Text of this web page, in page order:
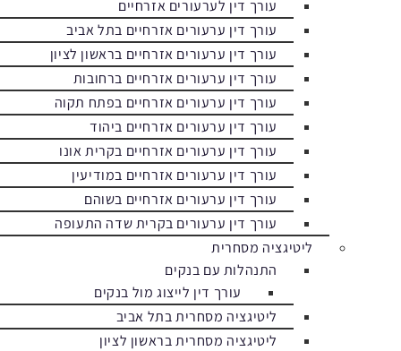
עורך דין לערעורים אזרחיים
עורך דין ערעורים אזרחיים בתל אביב
עורך דין ערעורים אזרחיים בראשון לציון
עורך דין ערעורים אזרחיים ברחובות
עורך דין ערעורים אזרחיים בפתח תקוה
עורך דין ערעורים אזרחיים ביהוד
עורך דין ערעורים אזרחיים בקרית אונו
עורך דין ערעורים אזרחיים במודיעין
עורך דין ערעורים אזרחיים בשוהם
עורך דין ערעורים בקרית שדה התעופה
ליטיגציה מסחרית
התנהלות עם בנקים
עורך דין לייצוג מול בנקים
ליטיגציה מסחרית בתל אביב
ליטיגציה מסחרית בראשון לציון